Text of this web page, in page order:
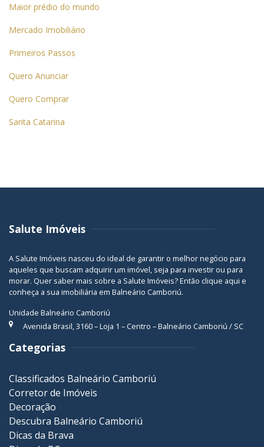
Maior prédio do mundo
Mercado Imobiliário
Primeiros Passos
Quero Anunciar
Quero Comprar
Santa Catarina
Salute Imóveis
A Salute Imóveis nasceu do ideal de garantir o melhor negócio para
aqueles que buscam adquirir um imóvel, seja para investir ou para
morar. Quer saber mais sobre a Salute Imóveis? Então clique aqui e
conheça a sua imobiliária em Balneário Camboriú.
Unidade Balneário Camboriú
Avenida Brasil, 3160 – Loja 1 – Centro – Balneário Camboriú / SC
Categorias
Classificados Balneário Camboriú
Corretor de Imóveis
Decoração
Descubra Balneário Camboriú
Dicas da Brava